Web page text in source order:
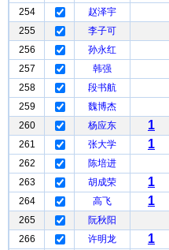
254
赵泽宇
255
李子可
256
孙永红
257
韩强
258
段书航
259
魏博杰
260
杨应东 1
261
张大学 1
262
陈培进
263
胡成荣 1
264
高飞 1
265
阮秋阳
266
许明龙 1